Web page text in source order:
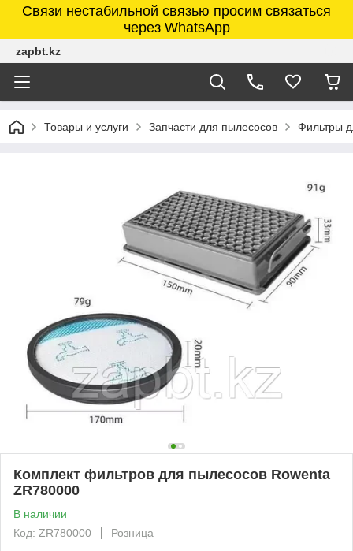
Связи нестабильной связью просим связаться
через WhatsApp
zapbt.kz
Товары и услуги Запчасти для пылесосов Фильтры
Комплект фильтров для пылесосов Rowenta
ZR780000
В наличии
Код: ZR780000
Розница